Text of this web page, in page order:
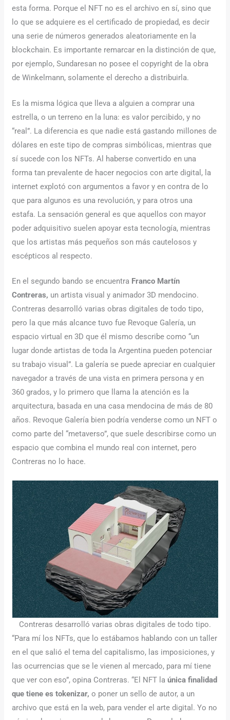
esta forma. Porque el NFT no es el archivo en sí, sino que
lo que se adquiere es el certificado de propiedad, es decir
una serie de números generados aleatoriamente en la
blockchain. Es importante remarcar en la distinción de que,
por ejemplo, Sundaresan no posee el copyright de la obra
de Winkelmann, solamente el derecho a distribuirla.
Es la misma lógica que lleva a alguien a comprar una
estrella, o un terreno en la luna: es valor percibido, y no
“real”. La diferencia es que nadie está gastando millones de
dólares en este tipo de compras simbólicas, mientras que
sí sucede con los NFTs. Al haberse convertido en una
forma tan prevalente de hacer negocios con arte digital, la
internet explotó con argumentos a favor y en contra de lo
que para algunos es una revolución, y para otros una
estafa. La sensación general es que aquellos con mayor
poder adquisitivo suelen apoyar esta tecnología, mientras
que los artistas más pequeños son más cautelosos y
escépticos al respecto.
En el segundo bando se encuentra Franco Martín
Contreras, un artista visual y animador 3D mendocino.
Contreras desarrolló varias obras digitales de todo tipo,
pero la que más alcance tuvo fue Revoque Galería, un
espacio virtual en 3D que él mismo describe como “un
lugar donde artistas de toda la Argentina pueden potenciar
su trabajo visual”. La galería se puede apreciar en cualquier
navegador a través de una vista en primera persona y en
360 grados, y lo primero que llama la atención es la
arquitectura, basada en una casa mendocina de más de 80
años. Revoque Galería bien podría venderse como un NFT o
como parte del “metaverso”, que suele describirse como un
espacio que combina el mundo real con internet, pero
Contreras no lo hace.
Contreras desarrolló varias obras digitales de todo tipo.
“Para mí los NFTs, que lo estábamos hablando con un taller
en el que salió el tema del capitalismo, las imposiciones, y
las ocurrencias que se le vienen al mercado, para mí tiene
que ver con eso”, opina Contreras. “El NFT la única finalidad
que tiene es tokenizar, o poner un sello de autor, a un
archivo que está en la web, para vender el arte digital. Yo no